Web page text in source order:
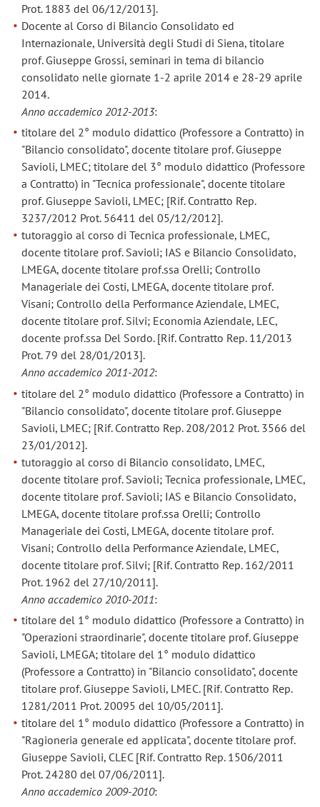
Prot. 1883 del 06/12/2013].
Docente al Corso di Bilancio Consolidato ed
Internazionale, Università degli Studi di Siena, titolare
prof. Giuseppe Grossi, seminari in tema di bilancio
consolidato nelle giornate 1-2 aprile 2014 e 28-29 aprile
2014.
Anno accademico 2012-2013:
titolare del 2° modulo didattico (Professore a Contratto) in
"Bilancio consolidato", docente titolare prof. Giuseppe
Savioli, LMEC; titolare del 3° modulo didattico (Professore
a Contratto) in "Tecnica professionale", docente titolare
prof. Giuseppe Savioli, LMEC; [Rif. Contratto Rep.
3237/2012 Prot. 56411 del 05/12/2012].
tutoraggio al corso di Tecnica professionale, LMEC,
docente titolare prof. Savioli; IAS e Bilancio Consolidato,
LMEGA, docente titolare prof.ssa Orelli; Controllo
Manageriale dei Costi, LMEGA, docente titolare prof.
Visani; Controllo della Performance Aziendale, LMEC,
docente titolare prof. Silvi; Economia Aziendale, LEC,
docente prof.ssa Del Sordo. [Rif. Contratto Rep. 11/2013
Prot. 79 del 28/01/2013].
Anno accademico 2011-2012:
titolare del 2° modulo didattico (Professore a Contratto) in
"Bilancio consolidato", docente titolare prof. Giuseppe
Savioli, LMEC; [Rif. Contratto Rep. 208/2012 Prot. 3566 del
23/01/2012].
tutoraggio al corso di Bilancio consolidato, LMEC,
docente titolare prof. Savioli; Tecnica professionale, LMEC,
docente titolare prof. Savioli; IAS e Bilancio Consolidato,
LMEGA, docente titolare prof.ssa Orelli; Controllo
Manageriale dei Costi, LMEGA, docente titolare prof.
Visani; Controllo della Performance Aziendale, LMEC,
docente titolare prof. Silvi; [Rif. Contratto Rep. 162/2011
Prot. 1962 del 27/10/2011].
Anno accademico 2010-2011:
titolare del 1° modulo didattico (Professore a Contratto) in
"Operazioni straordinarie", docente titolare prof. Giuseppe
Savioli, LMEGA; titolare del 1° modulo didattico
(Professore a Contratto) in "Bilancio consolidato", docente
titolare prof. Giuseppe Savioli, LMEC. [Rif. Contratto Rep.
1281/2011 Prot. 20095 del 10/05/2011].
titolare del 1° modulo didattico (Professore a Contratto) in
"Ragioneria generale ed applicata", docente titolare prof.
Giuseppe Savioli, CLEC [Rif. Contratto Rep. 1506/2011
Prot. 24280 del 07/06/2011].
Anno accademico 2009-2010: